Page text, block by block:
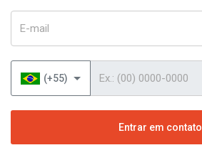
(+55)
Entrar em contato